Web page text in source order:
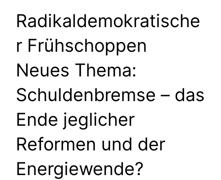
Radikaldemokratische
r Frühschoppen
Neues Thema:
Schuldenbremse – das
Ende jeglicher
Reformen und der
Energiewende?